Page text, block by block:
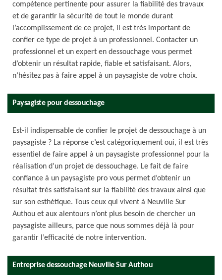
compétence pertinente pour assurer la fiabilité des travaux
et de garantir la sécurité de tout le monde durant
l’accomplissement de ce projet, il est très important de
confier ce type de projet à un professionnel. Contacter un
professionnel et un expert en dessouchage vous permet
d’obtenir un résultat rapide, fiable et satisfaisant. Alors,
n’hésitez pas à faire appel à un paysagiste de votre choix.
Paysagiste pour dessouchage
Est-il indispensable de confier le projet de dessouchage à un
paysagiste ? La réponse c’est catégoriquement oui, il est très
essentiel de faire appel à un paysagiste professionnel pour la
réalisation d’un projet de dessouchage. Le fait de faire
confiance à un paysagiste pro vous permet d’obtenir un
résultat très satisfaisant sur la fiabilité des travaux ainsi que
sur son esthétique. Tous ceux qui vivent à Neuville Sur
Authou et aux alentours n’ont plus besoin de chercher un
paysagiste ailleurs, parce que nous sommes déjà là pour
garantir l’efficacité de notre intervention.
Entreprise dessouchage Neuville Sur Authou